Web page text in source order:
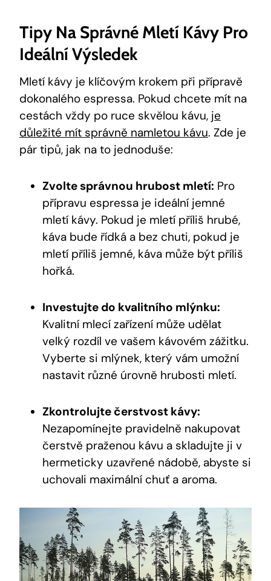
Tipy Na Správné Mletí Kávy Pro
Ideální Výsledek
Mletí kávy je klíčovým krokem při přípravě
dokonalého espressa. Pokud chcete mít na
cestách vždy po ruce skvělou kávu, je
důležité mít správně namletou kávu. Zde je
pár tipů, jak na to jednoduše:
Zvolte správnou hrubost mletí: Pro
přípravu espressa je ideální jemné
mletí kávy. Pokud je mletí příliš hrubé,
káva bude řídká a bez chuti, pokud je
mletí příliš jemné, káva může být příliš
hořká.
Investujte do kvalitního mlýnku:
Kvalitní mlecí zařízení může udělat
velký rozdíl ve vašem kávovém zážitku.
Vyberte si mlýnek, který vám umožní
nastavit různé úrovně hrubosti mletí.
Zkontrolujte čerstvost kávy:
Nezapomínejte pravidelně nakupovat
čerstvě praženou kávu a skladujte ji v
hermeticky uzavřené nádobě, abyste si
uchovali maximální chuť a aroma.